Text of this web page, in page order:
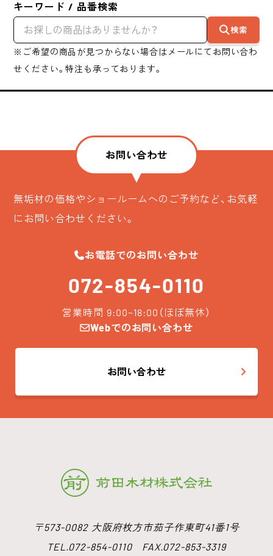
キーワード / 品番検索
検索
※ご希望の商品が見つからない場合はメールにてお問い合わ
せください。特注も承っております。
お問い合わせ
無垢材の価格やショールームへのご予約など、お気軽
にお問い合わせください。
お電話でのお問い合わせ
072-854-0110
営業時間 9:00~18:00（ほぼ無休）
Webでのお問い合わせ
お問い合わせ
〒573-0082 大阪府枚方市茄子作東町41番1号
TEL.072-854-0110 FAX.072-853-3319